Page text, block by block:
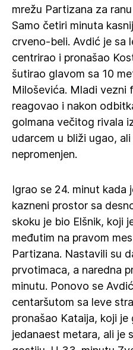
mrežu Partizana za
Samo četiri minuta
crveno-beli. Avdić je sa
centrirao i pronašao
šutirao glavom sa 10
Miloševića. Mladi vezni
reagovao i nakon
golmana večitog rivala
udarcem u bliži ugao,
nepromenjen.
Igrao se 24. minut kada
kazneni prostor sa
skoku je bio Elšnik, koji
međutim na pravom
Partizana. Nastavili su
prvotimaca, a naredna
minutu. Ponovo se
centaršutom sa leve
pronašao Kataija, koji
jedanaest metara, ali je